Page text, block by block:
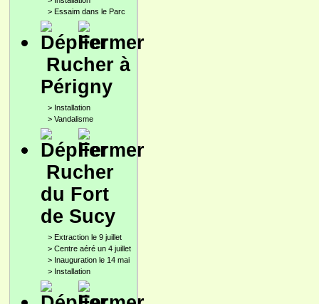
> Essaim dans le Parc
Rucher à
Périgny
> Installation
> Vandalisme
Rucher
du Fort
de Sucy
> Extraction le 9 juillet
> Centre aéré un 4 juillet
> Inauguration le 14 mai
> Installation